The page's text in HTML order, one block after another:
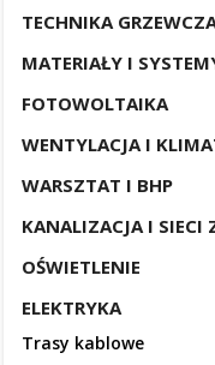
TECHNIKA
MATERIAŁY I
FOTOWOLTAIKA
WENTYLACJA I
WARSZTAT I BHP
KANALIZACJA I SIECI
OŚWIETLENIE
ELEKTRYKA
Trasy kablowe